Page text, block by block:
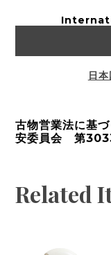
日
古物営業法に基
安委員会 第
Related